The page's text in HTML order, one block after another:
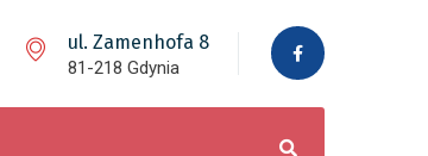
ul. Zamenhofa 8
81-218 Gdynia